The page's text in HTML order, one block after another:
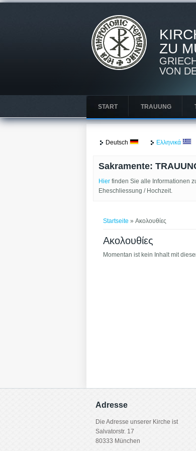
ZU
VON
START TRAUUNG
Deutsch Ελληνικά
Sakramente:
Hier finden Sie alle Informationen
Eheschliessung / Hochzeit.
Startseite » Ακολουθίες
Ακολουθίες
Momentan ist kein Inhalt mit
Adresse
Die Adresse unserer Kirche ist
Salvatorstr. 17
80333 München